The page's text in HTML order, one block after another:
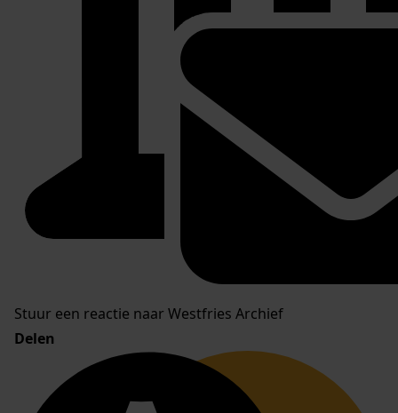
Stuur een reactie naar Westfries Archief
Delen